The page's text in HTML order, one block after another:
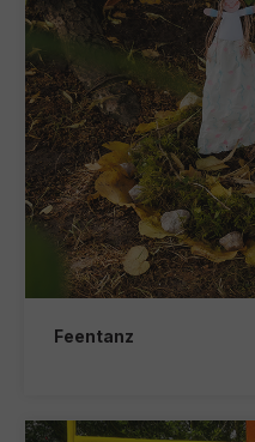
Feentanz